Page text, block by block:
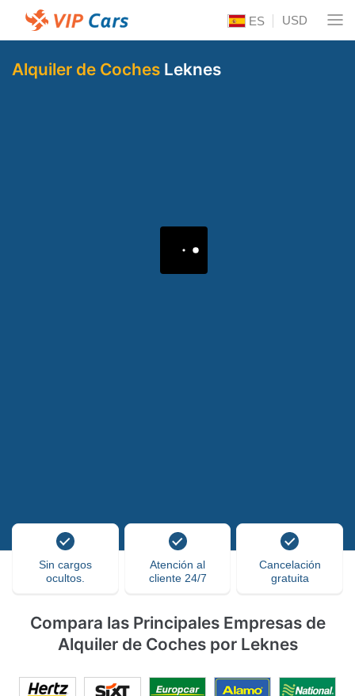
ES USD
Alquiler de Coches Leknes
Sin cargos
ocultos.
Atención al
cliente 24/7
Cancelación
gratuita
Compara las Principales Empresas de
Alquiler de Coches por Leknes